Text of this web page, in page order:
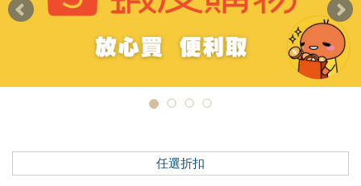
任選折扣